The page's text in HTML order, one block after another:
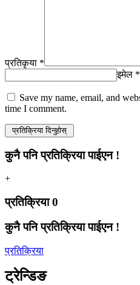
प्रतिकृया *
इमेल *
Save my name, email, and
time I comment.
कुनै पनि प्रतिक्रिया पाईएन !
+
प्रतिक्रिया0
कुनै पनि प्रतिक्रिया पाईएन !
प्रतिक्रिया
ट्रेन्डिङ